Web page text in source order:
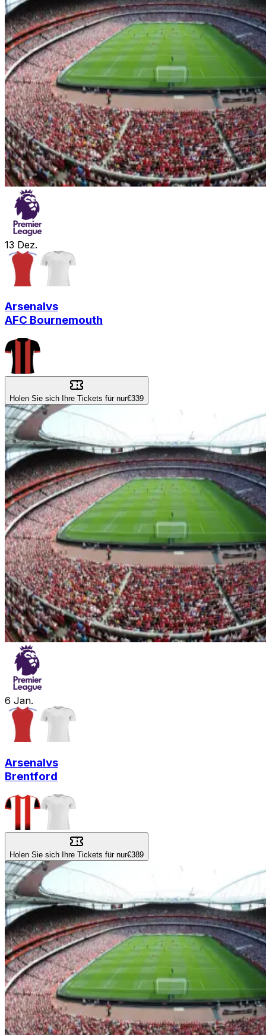
13 Dez.
Arsenalvs
AFC Bournemouth
Holen Sie sich Ihre Tickets für nur€339
6 Jan.
Arsenalvs
Brentford
Holen Sie sich Ihre Tickets für nur€389